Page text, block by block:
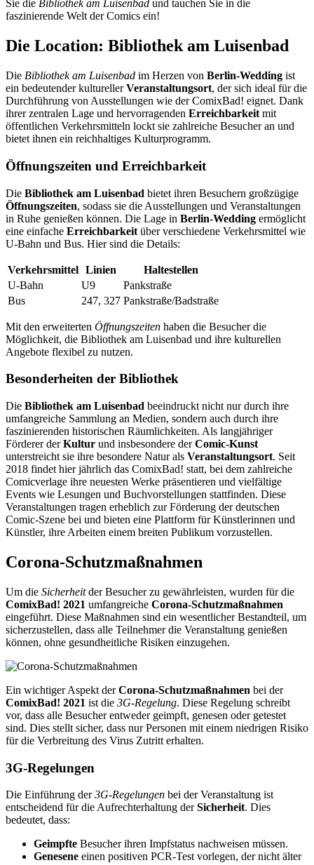
Sie die Bibliothek am Luisenbad und tauchen Sie in die
faszinierende Welt der Comics ein!
Die Location: Bibliothek am Luisenbad
Die Bibliothek am Luisenbad im Herzen von Berlin-Wedding ist
ein bedeutender kulturellerVeranstaltungsort, der sich ideal für die
Durchführung von Ausstellungen wie der ComixBad! eignet. Dank
ihrer zentralen Lage und hervorragenden Erreichbarkeit mit
öffentlichen Verkehrsmitteln lockt sie zahlreiche Besucher an und
bietet ihnen ein reichhaltiges Kulturprogramm.
Öffnungszeiten und Erreichbarkeit
Die Bibliothek am Luisenbad bietet ihren Besuchern großzügige
Öffnungszeiten, sodass sie die Ausstellungen und Veranstaltungen
in Ruhe genießen können. Die Lage in Berlin-Wedding ermöglicht
eine einfache Erreichbarkeit über verschiedene Verkehrsmittel wie
U-Bahn und Bus. Hier sind die Details:
Verkehrsmittel Linien
Haltestellen
U-Bahn
U9
Pankstraße
Bus
247, 327 Pankstraße/Badstraße
Mit den erweiterten Öffnungszeiten haben die Besucher die
Möglichkeit, die Bibliothek am Luisenbad und ihre kulturellen
Angebote flexibel zu nutzen.
Besonderheiten der Bibliothek
Die Bibliothek am Luisenbad beeindruckt nicht nur durch ihre
umfangreiche Sammlung an Medien, sondern auch durch ihre
faszinierenden historischen Räumlichkeiten. Als langjähriger
Förderer derKultur und insbesondere derComic-Kunst
unterstreicht sie ihre besondere Natur als Veranstaltungsort. Seit
2018 findet hier jährlich das ComixBad! statt, bei dem zahlreiche
Comicverlage ihre neuesten Werke präsentieren und vielfältige
Events wie Lesungen und Buchvorstellungen stattfinden. Diese
Veranstaltungen tragen erheblich zur Förderung der deutschen
Comic-Szene bei und bieten eine Plattform für Künstlerinnen und
Künstler, ihre Arbeiten einem breiten Publikum vorzustellen.
Corona-Schutzmaßnahmen
Um die Sicherheitder Besucher zu gewährleisten, wurden für die
ComixBad! 2021 umfangreiche Corona-Schutzmaßnahmen
eingeführt. Diese Maßnahmen sind ein wesentlicher Bestandteil, um
sicherzustellen, dass alle Teilnehmer die Veranstaltung genießen
können, ohne gesundheitliche Risiken einzugehen.
Ein wichtiger Aspekt derCorona-Schutzmaßnahmen bei der
ComixBad! 2021 ist die 3G-Regelung. Diese Regelung schreibt
vor, dass alle Besucher entweder geimpft, genesen oder getestet
sind. Dies stellt sicher, dass nur Personen mit einem niedrigen Risiko
für die Verbreitung des Virus Zutritt erhalten.
3G-Regelungen
Die Einführung der3G-Regelungen bei der Veranstaltung ist
entscheidend für die Aufrechterhaltung derSicherheit. Dies
bedeutet, dass:
Geimpfte Besucher ihren Impfstatus nachweisen müssen.
Genesene einen positiven PCR-Test vorlegen, der nicht älter